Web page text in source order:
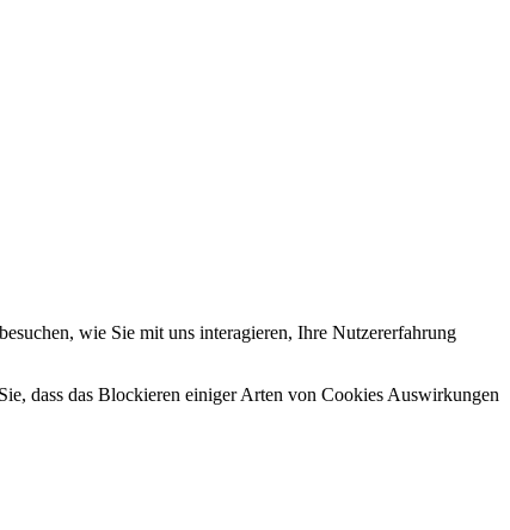
wie Sie mit uns interagieren, Ihre Nutzererfahrung
dass das Blockieren einiger Arten von Cookies Auswirkungen